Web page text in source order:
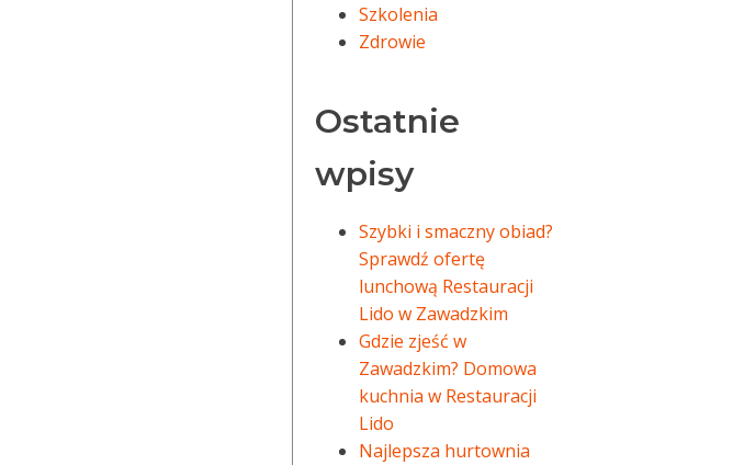
Szkolenia
Zdrowie
Ostatnie
wpisy
Szybki i smaczny obiad?
Sprawdź ofertę
lunchową Restauracji
Lido w Zawadzkim
Gdzie zjeść w
Zawadzkim? Domowa
kuchnia w Restauracji
Lido
Najlepsza hurtownia